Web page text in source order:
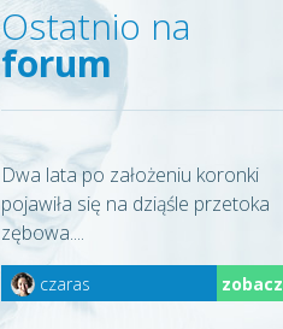
Ostatnio na
forum
Dwa lata po założeniu koronki
pojawiła się na dziąśle przetoka
zębowa....
czaras zobacz